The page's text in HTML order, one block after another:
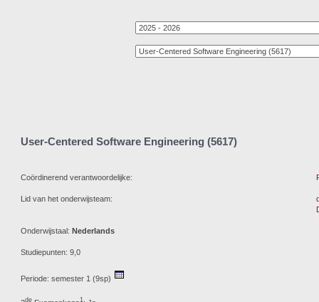
User-Centered Software Engineering (5617)
Coördinerend verantwoordelijke:
Lid van het onderwijsteam:
Onderwijstaal: Nederlands
Studiepunten: 9,0
Periode: semester 1 (9sp)
de 1